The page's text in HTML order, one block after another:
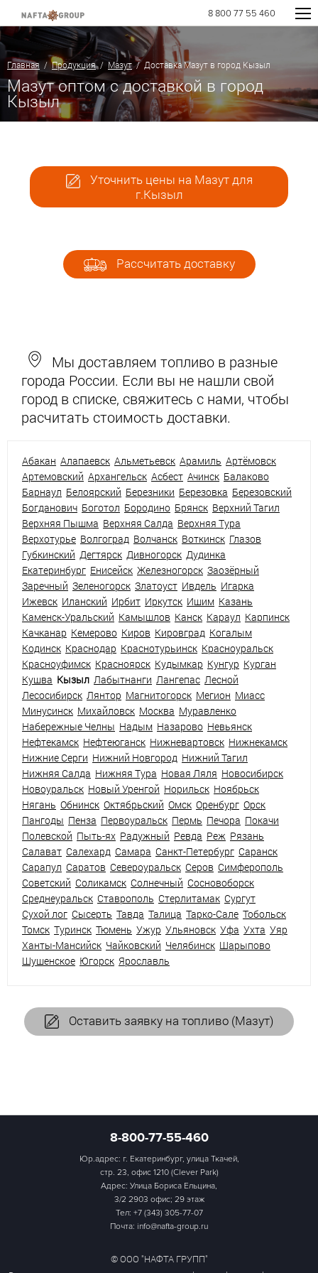
8 800 77 55 460
Главная /Продукция/ Мазут/ Доставка Мазут в город Кызыл
Мазут оптом с доставкой в город
Кызыл
Уточнить цены на Мазут для
г.Кызыл
Рассчитать доставку
Мы доставляем топливо в разные
города России. Если вы не нашли свой
город в списке, свяжитесь с нами, чтобы
расчитать стоимость доставки.
Абакан Алапаевск Альметьевск Арамиль Артёмовск
Артемовский Архангельск Асбест Ачинск Балаково
Барнаул Белоярский Березники Березовка Березовский
Богданович Боготол Бородино Брянск Верхний Тагил
Верхняя Пышма Верхняя Салда Верхняя Тура
Верхотурье Волгоград Волчанск Воткинск Глазов
Губкинский Дегтярск Дивногорск Дудинка
Екатеринбург Енисейск Железногорск Заозёрный
Заречный Зеленогорск Златоуст Ивдель Игарка
Ижевск Иланский Ирбит Иркутск Ишим Казань
Каменск-Уральский Камышлов Канск Караул Карпинск
Качканар Кемерово Киров Кировград Когалым
Кодинск Краснодар Краснотурьинск Красноуральск
Красноуфимск Красноярск Кудымкар Кунгур Курган
Кушва Кызыл Лабытнанги Лангепас Лесной
Лесосибирск Лянтор Магнитогорск Мегион Миасс
Минусинск Михайловск Москва Муравленко
Набережные Челны Надым Назарово Невьянск
Нефтекамск Нефтеюганск Нижневартовск Нижнекамск
Нижние Серги Нижний Новгород Нижний Тагил
Нижняя Салда Нижняя Тура Новая Ляля Новосибирск
Новоуральск Новый Уренгой Норильск Ноябрьск
Нягань Обнинск Октябрьский Омск Оренбург Орск
Пангоды Пенза Первоуральск Пермь Печора Покачи
Полевской Пыть-ях Радужный Ревда Реж Рязань
Салават Салехард Самара Санкт-Петербург Саранск
Сарапул Саратов Североуральск Серов Симферополь
Советский Соликамск Солнечный Сосновоборск
Среднеуральск Ставрополь Стерлитамак Сургут
Сухой лог Сысерть Тавда Талица Тарко-Сале Тобольск
Томск Туринск Тюмень Ужур Ульяновск Уфа Ухта Уяр
Ханты-Мансийск Чайковский Челябинск Шарыпово
Шушенское Югорск Ярославль
Оставить заявку на топливо (Мазут)
8-800-77-55-460
Юр.адрес: г. Екатеринбург, улица Ткачей,
стр. 23, офис 1210 (Clever Park)
Адрес: Улица Бориса Ельцина,
3/2 2903 офис; 29 этаж
Тел: +7 (343) 305-77-07
Почта: info@nafta-group.ru
© ООО "НАФТА ГРУПП"